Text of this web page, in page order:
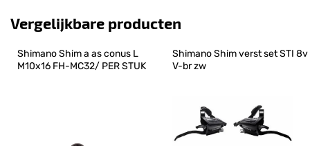
Vergelijkbare producten
Shimano Shim a as conus L
M10x16 FH-MC32/ PER STUK
Shimano Shim verst set STI 8v
V-br zw